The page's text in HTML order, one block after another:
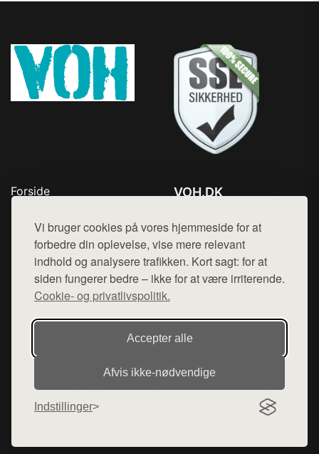
Vi bruger cookies på vores hjemmeside for at
forbedre din oplevelse, vise mere relevant
indhold og analysere trafikken. Kort sagt: for at
siden fungerer bedre – ikke for at være irriterende.
Cookie- og privatlivspolitik.
Accepter alle
Afvis ikke‑nødvendige
Indstillinger
Forside
Top Rabatter
Kontakt
VOH.DK
Mail: hej@want.dk
Cookie- og privatlivspolitik
Denne side er en del af want.dk, der udgiver en række
hjemmesider med præsentation af forskellige produkter fra
diverse webshops. Der sælges ikke varer fra denne side - vi
henviser til de shops, som sælger varen. Vi har heller ikke
varerne på lager.